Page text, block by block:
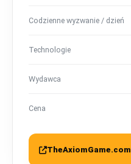
Codzienne wyzwanie / dzień
Technologie
Wydawca
Cena
TheAxiomGame.com